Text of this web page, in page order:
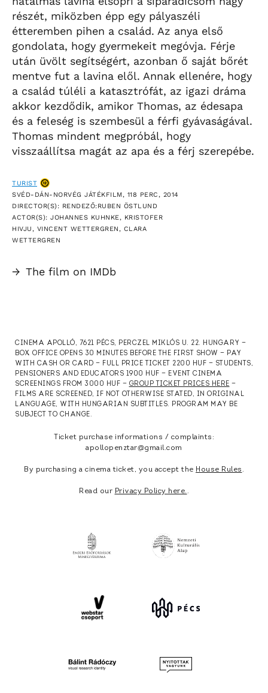
részét, miközben épp egy pályaszéli
étteremben pihen a család. Az anya első
gondolata, hogy gyermekeit megóvja. Férje
után üvölt segítségért, azonban ő saját bőrét
mentve fut a lavina elől. Annak ellenére, hogy
a család túléli a katasztrófát, az igazi dráma
akkor kezdődik, amikor Thomas, az édesapa
és a feleség is szembesül a férfi gyávaságával.
Thomas mindent megpróbál, hogy
visszaállítsa magát az apa és a férj szerepébe.
TURIST
SVÉD-DÁN-NORVÉG JÁTÉKFILM, 118 PERC, 2014
DIRECTOR(S): RENDEZŐ:RUBEN ÖSTLUND
ACTOR(S): JOHANNES KUHNKE, KRISTOFER
HIVJU, VINCENT WETTERGREN, CLARA
WETTERGREN
→ The film on IMDb
CINEMA APOLLÓ, 7621 PÉCS, PERCZEL MIKLÓS U. 22. HUNGARY —
BOX OFFICE OPENS 30 MINUTES BEFORE THE FIRST SHOW — PAY
WITH CASH OR CARD — FULL PRICE TICKET 2200 HUF — STUDENTS,
PENSIONERS AND EDUCATORS 1900 HUF — EVENT CINEMA
SCREENINGS FROM 3000 HUF — GROUP TICKET PRICES HERE —
FILMS ARE SCREENED, IF NOT OTHERWISE STATED, IN ORIGINAL
LANGUAGE, WITH HUNGARIAN SUBTITLES. PROGRAM MAY BE
SUBJECT TO CHANGE.
Ticket purchase informations / complaints:
apollopenztar@gmail.com
By purchasing a cinema ticket, you accept the House Rules .
Read our Privacy Policy here. .